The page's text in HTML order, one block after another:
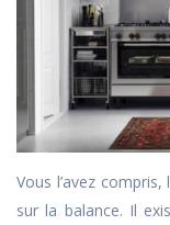
Vous l’avez
sur la balance. Il